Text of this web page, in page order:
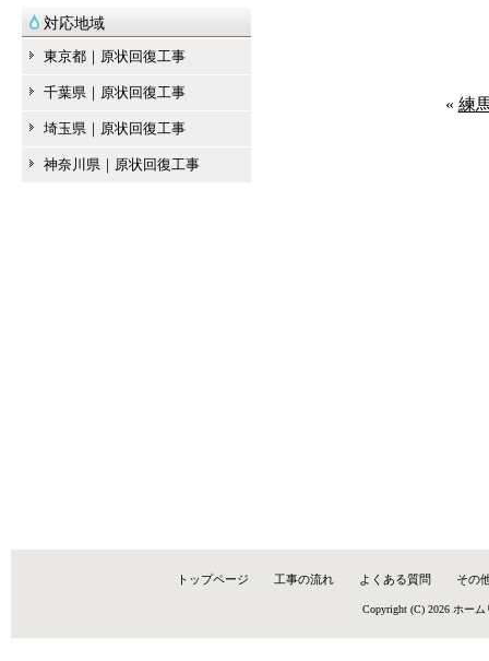
« 練
の
事
対応地域
東京都｜原状回復工事
千葉県｜原状回復工事
埼玉県｜原状回復工事
神奈川県｜原状回復工事
トップページ 工事の流れ よくある質問 その
Copyright (C) 2026 ホーム